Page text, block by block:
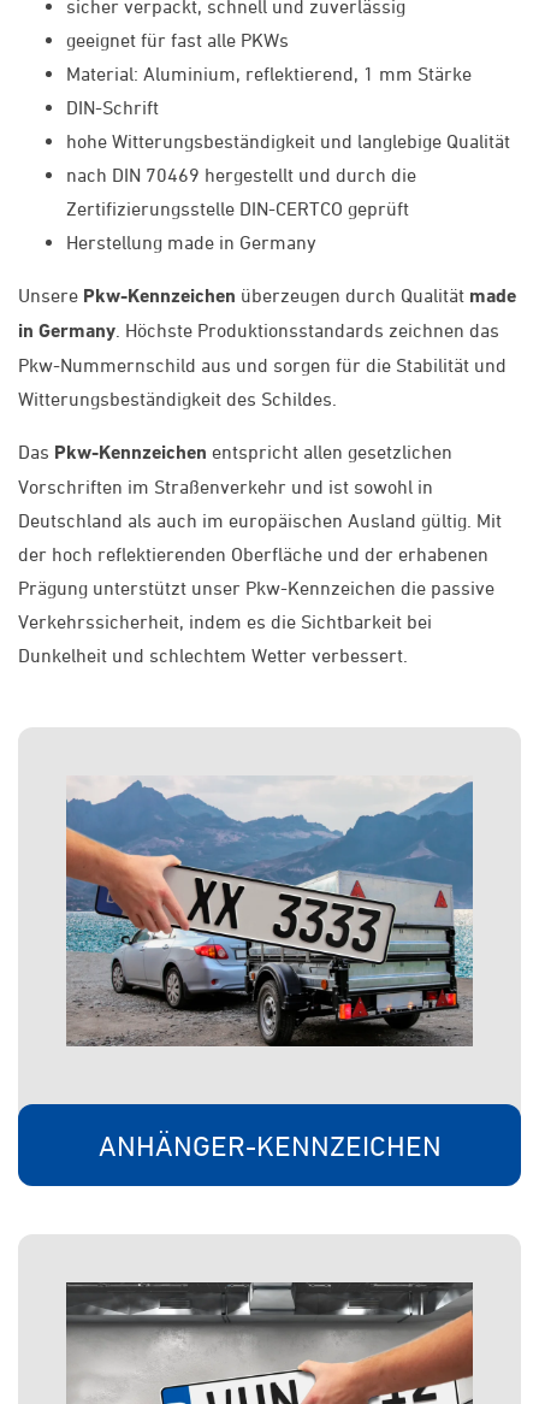
sicher verpackt, schnell und zuverlässig
geeignet für fast alle PKWs
Material: Aluminium, reflektierend, 1 mm Stärke
DIN-Schrift
hohe Witterungsbeständigkeit und langlebige Qualität
nach DIN 70469 hergestellt und durch die
Zertifizierungsstelle DIN-CERTCO geprüft
Herstellung made in Germany
Unsere Pkw-Kennzeichen überzeugen durch Qualität made
in Germany . Höchste Produktionsstandards zeichnen das
Pkw-Nummernschild aus und sorgen für die Stabilität und
Witterungsbeständigkeit des Schildes.
Das Pkw-Kennzeichen entspricht allen gesetzlichen
Vorschriften im Straßenverkehr und ist sowohl in
Deutschland als auch im europäischen Ausland gültig. Mit
der hoch reflektierenden Oberfläche und der erhabenen
Prägung unterstützt unser Pkw-Kennzeichen die passive
Verkehrssicherheit, indem es die Sichtbarkeit bei
Dunkelheit und schlechtem Wetter verbessert.
ANHÄNGER-KENNZEICHEN